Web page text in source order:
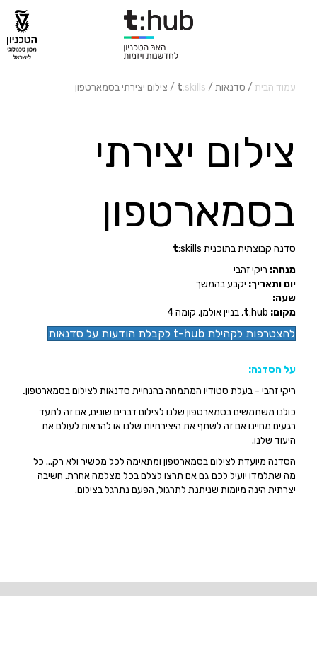
עמוד הבית / סדנאות / t:skills / צילום יצירתי בסמארטפון
צילום יצירתי
בסמארטפון
סדנה קבוצתית בתוכנית t:skills
מנחה: ריקי זהבי
יום ותאריך: יקבע בהמשך
שעה:
מקום:
t:hub, בניין אולמן, קומה 4
להצטרפות לקהילת t-hub לקבלת הודעות על סדנאות
על הסדנה:
ריקי זהבי - בעלת סטודיו המתמחה בהנחיית סדנאות לצילום בסמארטפון.
כולנו משתמשים בסמארטפון שלנו לצילום דברים שונים, אם זה לתעד
רגעים מחיינו אם זה לשתף את היצירתיות שלנו או להראות לעולם את
היעוד שלנו.
הסדנה מיועדת לצילום בסמארטפון ומתאימה לכל מכשיר ולא רק... כל
מה שתלמדו יועיל לכם גם אם תרצו לצלם בכל מצלמה אחרת. חשיבה
יצרתית הינה מיומות שניתנת לתרגול, הפעם נתרגל בצילום.